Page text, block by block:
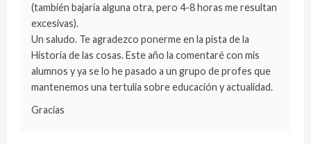
(también bajaría alguna otra, pero 4-8 horas me resultan
excesivas).
Un saludo. Te agradezco ponerme en la pista de la
Historia de las cosas. Este año la comentaré con mis
alumnos y ya se lo he pasado a un grupo de profes que
mantenemos una tertulia sobre educación y actualidad.
Gracias